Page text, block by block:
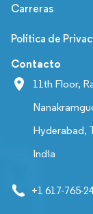
Carreras
Política de
Contacto
11th Floor,
Hyderabad,
India
+1 617-765-